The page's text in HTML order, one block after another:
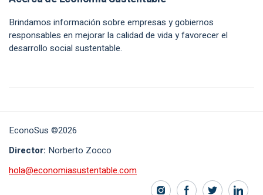
Brindamos información sobre empresas y gobiernos
responsables en mejorar la calidad de vida y favorecer el
desarrollo social sustentable.
EconoSus ©2026
Director: Norberto Zocco
hola@economiasustentable.com